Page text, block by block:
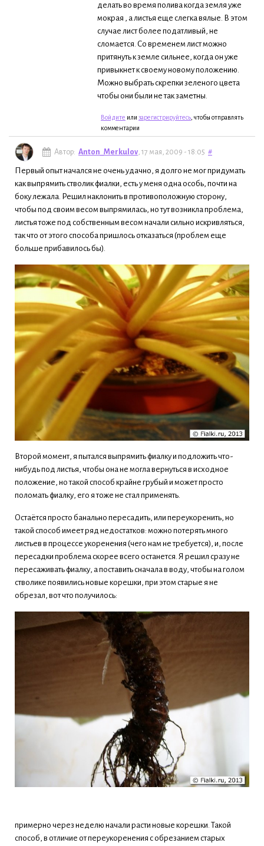
делать во время полива когда земля уже
мокрая , а листья еще слегка вялые. В этом
случае лист более податливый, не
сломается. Со временем лист можно
притянуть к земле сильнее, когда он уже
привыкнет к своему новому положению.
Можно выбрать скрепки зеленого цвета
чтобы они были не так заметны.
Войдите или зарегистрируйтесь , чтобы отправлять
комментарии
Автор: Anton_Merkulov , 17 мая, 2009 - 18:05 #
Первый опыт начался не очень удачно, я долго не мог придумать
как выпрямить стволик фиалки, есть у меня одна особь, почти на
боку лежала. Решил наклонить в противоположную сторону,
чтобы под своим весом выпрямилась, но тут возникла проблема,
листья тоже под собственным весом начали сильно искривляться,
так что от этого способа пришлось отказаться (проблем еще
больше прибавилось бы).
Второй момент, я пытался выпрямить фиалку и подложить что-
нибудь под листья, чтобы она не могла вернуться в исходное
положение, но такой способ крайне грубый и может просто
поломать фиалку, его я тоже не стал применять.
Остаётся просто банально пересадить, или переукоренить, но
такой способ имеет ряд недостатков: можно потерять много
листьев в процессе укоренения (чего нам не требуется), и, после
пересадки проблема скорее всего останется. Я решил сразу не
пересаживать фиалку, а поставить сначала в воду, чтобы на голом
стволике появились новые корешки, при этом старые я не
обрезал, вот что получилось:
примерно через неделю начали расти новые корешки. Такой
способ, в отличие от переукоренения с обрезанием старых